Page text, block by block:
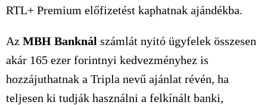
RTL+ Premium előfizetést kaphatnak ajándékba.
Az MBH Banknál számlát nyitó ügyfelek összesen
akár 165 ezer forintnyi kedvezményhez is
hozzájuthatnak a Tripla nevű ajánlat révén, ha
teljesen ki tudják használni a felkínált banki,